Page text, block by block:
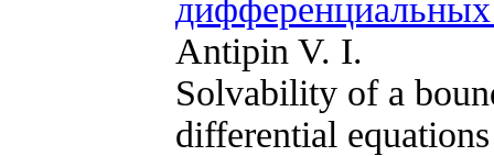
Antipin V. I.
Solvability of a
differential